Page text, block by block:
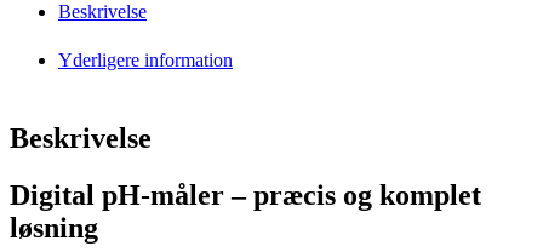
Beskrivelse
Yderligere information
Beskrivelse
Digital pH-måler – præcis og komplet
løsning